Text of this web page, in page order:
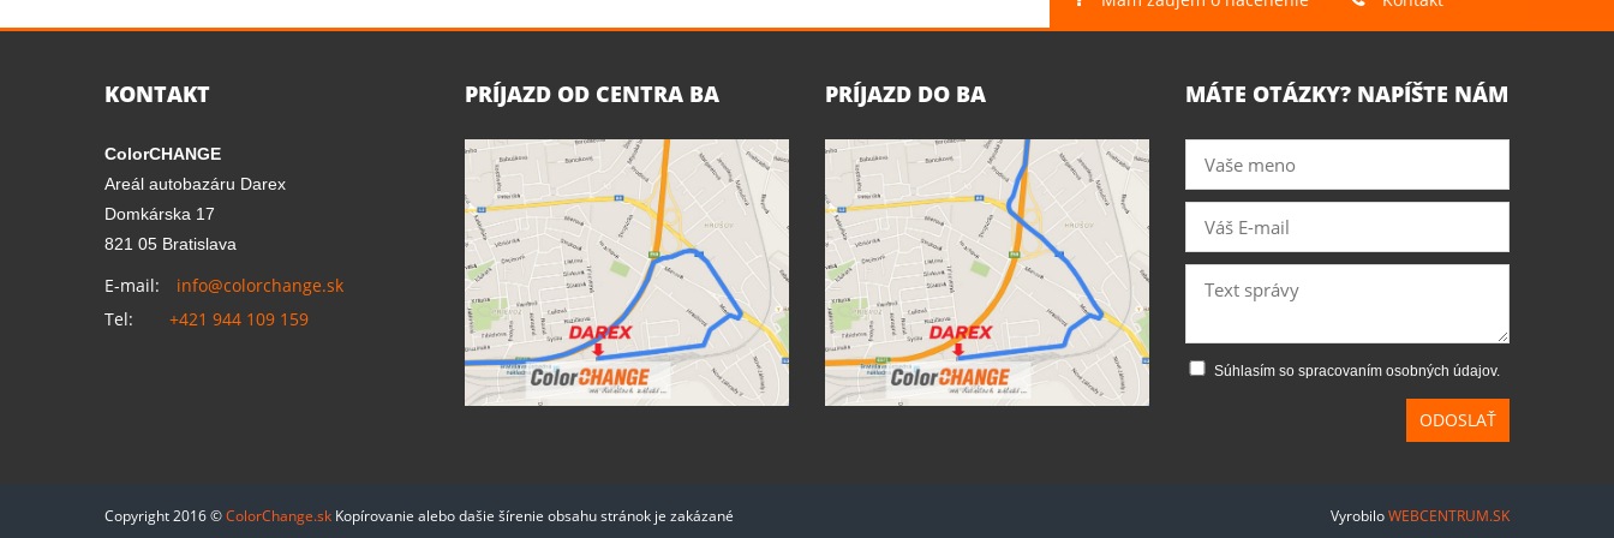
KONTAKT
ColorCHANGE
Areál autobazáru Darex
Domkárska 17
821 05 Bratislava
E-mail:
info@colorchange.sk
Tel:
+421 944 109 159
PRÍJAZD OD CENTRA BA PRÍJAZD DO BA MÁTE OTÁZKY? NAPÍŠTE NÁM
Súhlasím so spracovaním osobných údajov.
ODOSLAŤ
Copyright 2016 ©ColorChange.sk Kopírovanie alebo dašie šírenie obsahu stránok je zakázané VyrobiloWEBCENTRUM.SK